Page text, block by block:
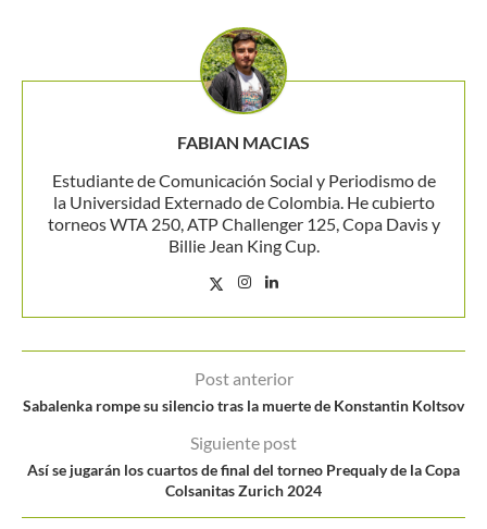
FABIAN MACIAS
Estudiante de Comunicación Social y Periodismo de
la Universidad Externado de Colombia. He cubierto
torneos WTA 250, ATP Challenger 125, Copa Davis y
Billie Jean King Cup.
Post anterior
Sabalenka rompe su silencio tras la muerte de Konstantin Koltsov
Siguiente post
Así se jugarán los cuartos de final del torneo Prequaly de la Copa
Colsanitas Zurich 2024